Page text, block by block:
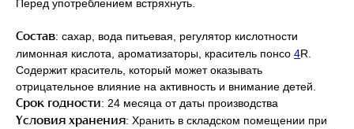
Перед употреблением встряхнуть.
Состав: сахар, вода питьевая, регулятор кислотности
лимонная кислота, ароматизаторы, краситель понсо 4R.
Содержит краситель, который может оказывать
отрицательное влияние на активность и внимание детей.
Срок годности: 24 месяца от даты производства
Условия хранения: Хранить в складском помещении при